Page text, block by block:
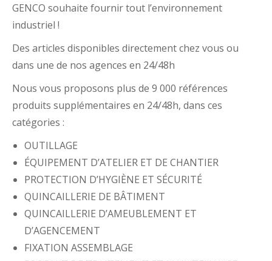
GENCO souhaite fournir tout l’environnement
industriel !
Des articles disponibles directement chez vous ou
dans une de nos agences en 24/48h
Nous vous proposons plus de 9 000 références
produits supplémentaires en 24/48h, dans ces
catégories :
OUTILLAGE
ÉQUIPEMENT D’ATELIER ET DE CHANTIER
PROTECTION D’HYGIÈNE ET SÉCURITÉ
QUINCAILLERIE DE BÂTIMENT
QUINCAILLERIE D’AMEUBLEMENT ET
D’AGENCEMENT
FIXATION ASSEMBLAGE